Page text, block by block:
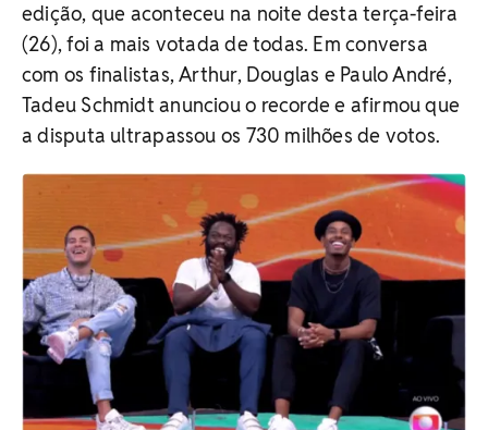
edição, que aconteceu na noite desta terça-feira
(26), foi a mais votada de todas. Em conversa
com os finalistas, Arthur, Douglas e Paulo André,
Tadeu Schmidt anunciou o recorde e afirmou que
a disputa ultrapassou os 730 milhões de votos.